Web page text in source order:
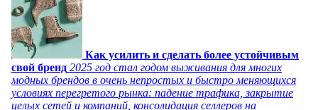
Как усилить и сделать более устойчивым
свой бренд 2025 год стал годом выживания для многих
модных брендов в очень непростых и быстро меняющихся
условиях перегретого рынка: падение трафика, закрытие
целых сетей и компаний, консолидация селлеров на